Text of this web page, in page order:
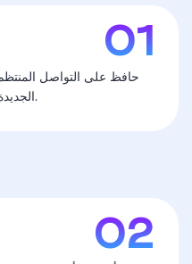
حافظ على التواصل
الجديدة والمقالات المفيدة وقصص النجاح.